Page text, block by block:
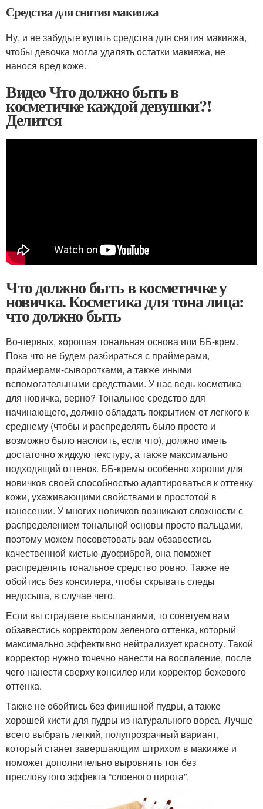
Средства для снятия макияжа
Ну, и не забудьте купить средства для снятия макияжа,
чтобы девочка могла удалять остатки макияжа, не
нанося вред коже.
Видео Что должно быть в
косметичке каждой девушки?!
Делится
Что должно быть в косметичке у
новичка. Косметика для тона лица:
что должно быть
Во-первых, хорошая тональная основа или ББ-крем.
Пока что не будем разбираться с праймерами,
праймерами-сыворотками, а также иными
вспомогательными средствами. У нас ведь косметика
для новичка, верно? Тональное средство для
начинающего, должно обладать покрытием от легкого к
среднему (чтобы и распределять было просто и
возможно было наслоить, если что), должно иметь
достаточно жидкую текстуру, а также максимально
подходящий оттенок. ББ-кремы особенно хороши для
новичков своей способностью адаптироваться к оттенку
кожи, ухаживающими свойствами и простотой в
нанесении. У многих новичков возникают сложности с
распределением тональной основы просто пальцами,
поэтому можем посоветовать вам обзавестись
качественной кистью-дуофиброй, она поможет
распределять тональное средство ровно. Также не
обойтись без консилера, чтобы скрывать следы
недосыпа, в случае чего.
Если вы страдаете высыпаниями, то советуем вам
обзавестись корректором зеленого оттенка, который
максимально эффективно нейтрализует красноту. Такой
корректор нужно точечно нанести на воспаление, после
чего нанести сверху консилер или корректор бежевого
оттенка.
Также не обойтись без финишной пудры, а также
хорошей кисти для пудры из натурального ворса. Лучше
всего выбрать легкий, полупрозрачный вариант,
который станет завершающим штрихом в макияже и
поможет дополнительно выровнять тон без
пресловутого эффекта “слоеного пирога”.